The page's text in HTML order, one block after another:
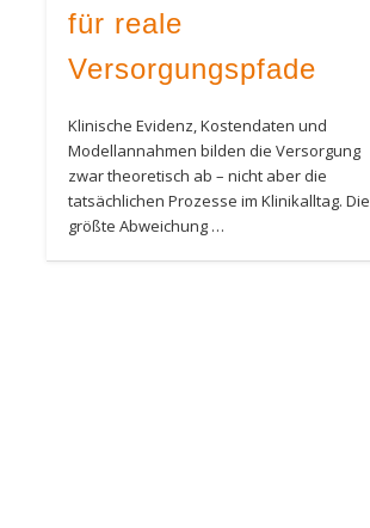
für reale
Versorgungspfade
Klinische Evidenz, Kostendaten und
Modellannahmen bilden die Versorgung
zwar theoretisch ab – nicht aber die
tatsächlichen Prozesse im Klinikalltag. Die
größte Abweichung …